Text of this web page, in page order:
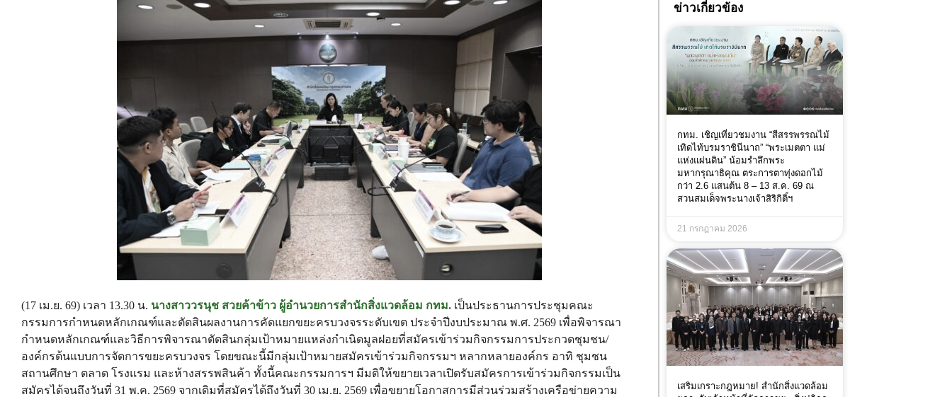
(17 เม.ย. 69) เวลา 13.30 น. นางสาววรนุช สวยค้าข้าว ผู้อำนวยการสำนักสิ่งแวดล้อม กทม. เป็นประธานการประชุมคณะ
กรรมการกำหนดหลักเกณฑ์และตัดสินผลงานการคัดแยกขยะครบวงจรระดับเขต ประจำปีงบประมาณ พ.ศ. 2569 เพื่อพิจารณา
กำหนดหลักเกณฑ์และวิธีการพิจารณาตัดสินกลุ่มเป้าหมายแหล่งกำเนิดมูลฝอยที่สมัครเข้าร่วมกิจกรรมการประกวดชุมชน/
องค์กรต้นแบบการจัดการขยะครบวงจร โดยขณะนี้มีกลุ่มเป้าหมายสมัครเข้าร่วมกิจกรรมฯ หลากหลายองค์กร อาทิ ชุมชน
สถานศึกษา ตลาด โรงแรม และห้างสรรพสินค้า ทั้งนี้คณะกรรมการฯ มีมติให้ขยายเวลาเปิดรับสมัครการเข้าร่วมกิจกรรมเป็น
สมัครได้จนถึงวันที่ 31 พ.ค. 2569 จากเดิมที่สมัครได้ถึงวันที่ 30 เม.ย. 2569 เพื่อขยายโอกาสการมีส่วนร่วมสร้างเครือข่ายความ
ข่าวเกี่ยวข้อง
กทม. เชิญเที่ยวชมงาน “สีสรรพรรณไม้
เทิดไท้บรมราชินีนาถ” “พระเมตตา แม่
แห่งแผ่นดิน” น้อมรำลึกพระ
มหากรุณาธิคุณ ตระการตาทุ่งดอกไม้
กว่า 2.6 แสนต้น 8 – 13 ส.ค. 69 ณ
สวนสมเด็จพระนางเจ้าสิริกิติ์ฯ
21 กรกฎาคม 2026
เสริมเกราะกฎหมาย! สำนักสิ่งแวดล้อม